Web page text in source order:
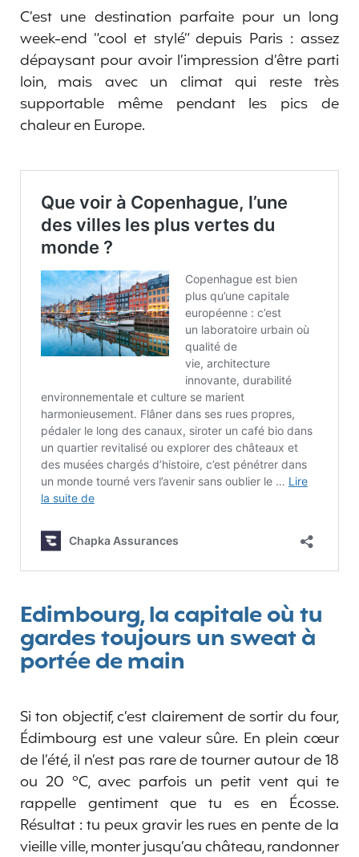
C’est une destination parfaite pour un long
week-end “cool et stylé” depuis Paris : assez
dépaysant pour avoir l’impression d’être parti
loin, mais avec un climat qui reste très
supportable même pendant les pics de
chaleur en Europe.
Edimbourg, la capitale où tu
gardes toujours un sweat à
portée de main
Si ton objectif, c’est clairement de sortir du four,
Édimbourg est une valeur sûre. En plein cœur
de l’été, il n’est pas rare de tourner autour de 18
ou 20 °C, avec parfois un petit vent qui te
rappelle gentiment que tu es en Écosse.
Résultat : tu peux gravir les rues en pente de la
vieille ville, monter jusqu’au château, randonner